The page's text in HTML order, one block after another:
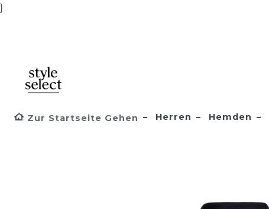
}
Zur Startseite Gehen Herren Hemden